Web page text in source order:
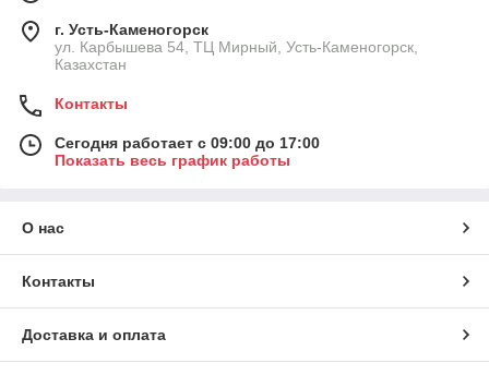
г. Усть-Каменогорск
ул. Карбышева 54, ТЦ Мирный, Усть-Каменогорск,
Казахстан
Контакты
Сегодня работает с 09:00 до 17:00
Показать весь график работы
О нас
Контакты
Доставка и оплата